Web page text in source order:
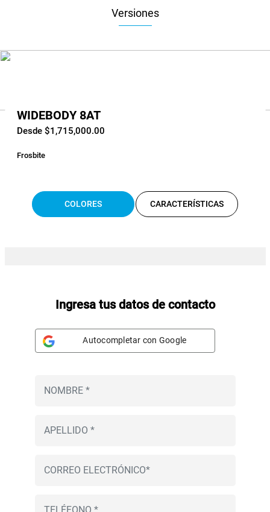
Versiones
WIDEBODY 8AT
Desde $1,715,000.00
Frosbite
COLORES CARACTERÍSTICAS
Ingresa tus datos de contacto
Autocompletar con Google